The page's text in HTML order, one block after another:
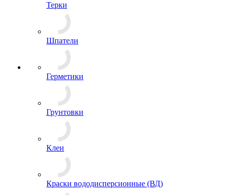
Терки
Шпатели
Герметики
Грунтовки
Клеи
Краски вододисперсионные (ВД)